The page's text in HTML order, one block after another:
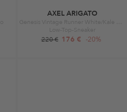
AXEL ARIGATO
Low-Top-Sneaker
220 € 176 € -20%